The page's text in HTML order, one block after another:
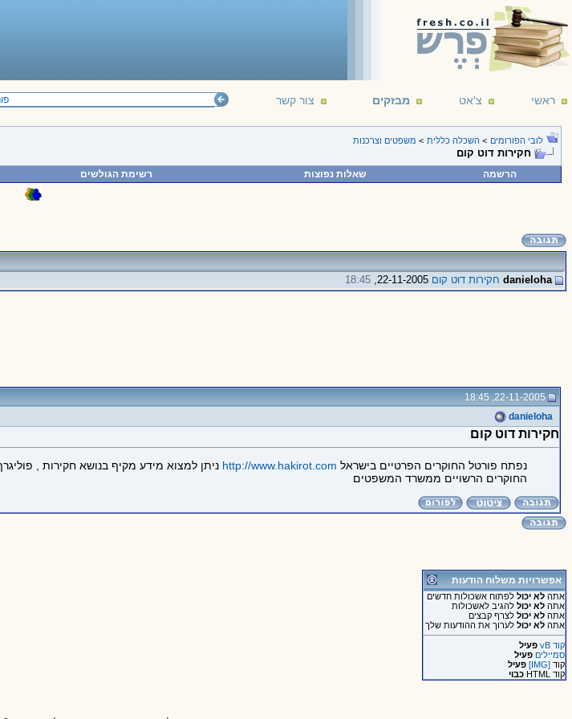
ראשי צ'אט מבזקים צור קשר
לובי הפורומים > השכלה כללית > משפטים וצרכנות
חקירות דוט קום
הרשמה שאלות נפוצות רשימת הגולשים
danieloha חקירות דוט קום 18:45
22-11-2005, 18:45
danieloha
חקירות דוט קום
נפתח פורטל החוקרים הפרטיים בישראל http://www.hakirot.com ניתן למצוא מידע מקיף בנושא חקירות ,
החוקרים הרשויים ממשרד המשפטים
אפשרויות משלוח הודעות
אתה לא יכוללפתוח אשכולות חדשים
אתה לא יכוללהגיב לאשכולות
אתה לא יכוללצרף קבצים
אתה לא יכוללערוך את ההודעות שלך
קוד vB
פעיל
סמיילים פעיל
קוד [IMG]
פעיל
קוד HTML
כבוי